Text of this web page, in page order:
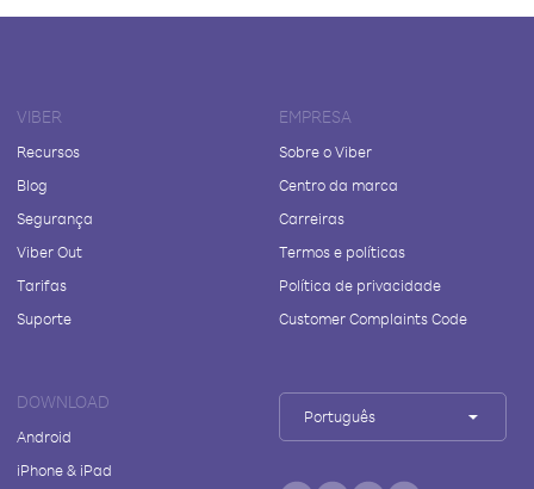
VIBER
Recursos
Blog
Segurança
Viber Out
Tarifas
Suporte
EMPRESA
Sobre o Viber
Centro da marca
Carreiras
Termos e políticas
Política de privacidade
Customer Complaints Code
DOWNLOAD
Android
iPhone & iPad
Português